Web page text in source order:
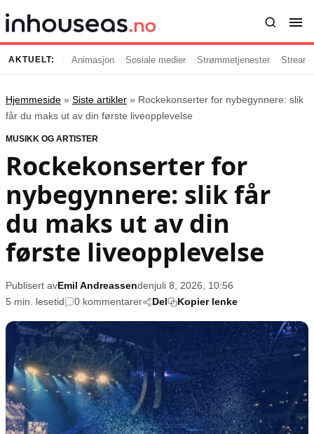
Innhold
Siste artikler
Film og serier
Musikk og artister
Popkultur
TV og streaming
Underholdning
Emner
Strømmetjenester
Streaming
TV-serier
Internettkultur
Gaming
Populær
Animasjon
Sosiale medier
Musikk
Filmkveld
Seervaner
Soundtrack
Retningslinjer
Annonsepolicy
Brukervilkår
Cookiepolicy
Etiske retningslinjer
Personvernerklæring
Redaksjonell policy
AKTUELT: Animasjon Sosiale medier Strømmetjenester
Hjemmeside » Siste artikler » Rockekonserter for nybegynnere: slik
får du maks ut av din første liveopplevelse
MUSIKK OG ARTISTER
Rockekonserter for
nybegynnere: slik får
du maks ut av din
første liveopplevelse
Publisert avEmil Andreassendenjuli 8, 2026, 10:56
5 min. lesetid
0 kommentarer Del Kopier lenke